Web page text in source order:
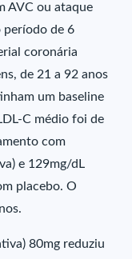
AVC ou ataque
período de 6
coronária
de 21 a 92 anos
um baseline
C médio foi de
com
e 129mg/dL
placebo. O
80mg reduziu